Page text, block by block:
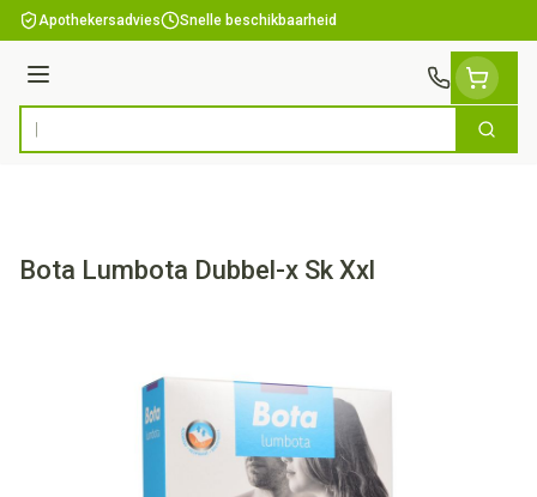
Ga naar de inhoud
Apothekersadvies Snelle beschikbaarheid
Menu
Product, merk, categorie... Zoek
Bota Lumbota Dubbel-x Sk Xxl